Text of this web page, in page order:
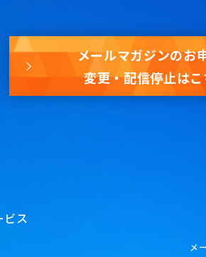
メールマガジンのお
変更・配信停止は
ビス
メ